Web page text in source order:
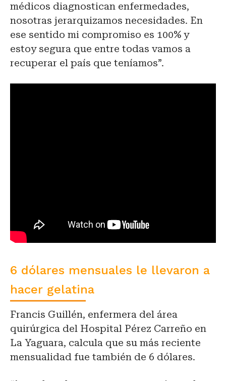
médicos diagnostican enfermedades,
nosotras jerarquizamos necesidades. En
ese sentido mi compromiso es 100% y
estoy segura que entre todas vamos a
recuperar el país que teníamos”.
6 dólares mensuales le llevaron a
hacer gelatina
Francis Guillén, enfermera del área
quirúrgica del Hospital Pérez Carreño en
La Yaguara, calcula que su más reciente
mensualidad fue también de 6 dólares.